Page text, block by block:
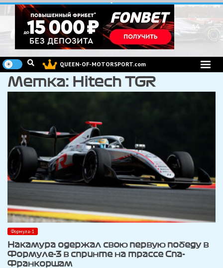
Перейти
к
содержимому
QUEEN-OF-MOTORSPORT.com
Метка: Hitech TGR
Формула-1
Накамура одержал свою первую победу в
Формуле-3 в спринте на трассе Спа-
Франкоршам